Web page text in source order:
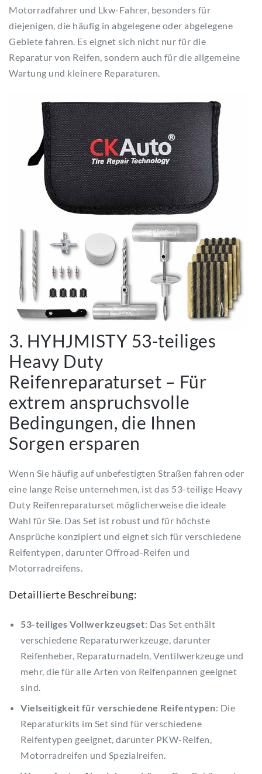
Motorradfahrer und Lkw-Fahrer, besonders für
diejenigen, die häufig in abgelegene oder abgelegene
Gebiete fahren. Es eignet sich nicht nur für die
Reparatur von Reifen, sondern auch für die allgemeine
Wartung und kleinere Reparaturen.
3. HYHJMISTY 53-teiliges
Heavy Duty
Reifenreparaturset – Für
extrem anspruchsvolle
Bedingungen, die Ihnen
Sorgen ersparen
Wenn Sie häufig auf unbefestigten Straßen fahren oder
eine lange Reise unternehmen, ist das 53-teilige Heavy
Duty Reifenreparaturset möglicherweise die ideale
Wahl für Sie. Das Set ist robust und für höchste
Ansprüche konzipiert und eignet sich für verschiedene
Reifentypen, darunter Offroad-Reifen und
Motorradreifens.
Detaillierte Beschreibung:
53-teiliges Vollwerkzeugset: Das Set enthält
verschiedene Reparaturwerkzeuge, darunter
Reifenheber, Reparaturnadeln, Ventilwerkzeuge und
mehr, die für alle Arten von Reifenpannen geeignet
sind.
Vielseitigkeit für verschiedene Reifentypen: Die
Reparaturkits im Set sind für verschiedene
Reifentypen geeignet, darunter PKW-Reifen,
Motorradreifen und Spezialreifen.